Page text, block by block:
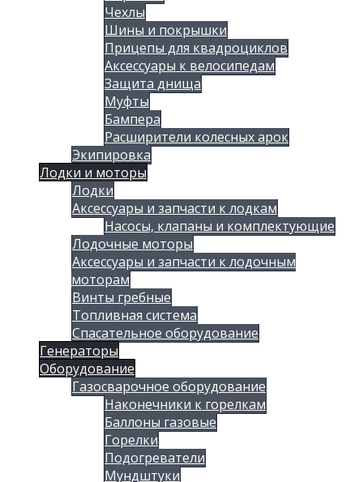
Чехлы
Шины и покрышки
Прицепы для квадроциклов
Аксессуары к велосипедам
Защита днища
Муфты
Бампера
Расширители колесных арок
Экипировка
Лодки и моторы
Лодки
Аксессуары и запчасти к лодкам
Насосы, клапаны и комплектующие
Лодочные моторы
Аксессуары и запчасти к лодочным
моторам
Винты гребные
Топливная система
Спасательное оборудование
Генераторы
Оборудование
Газосварочное оборудование
Наконечники к горелкам
Баллоны газовые
Горелки
Подогреватели
Мундштуки